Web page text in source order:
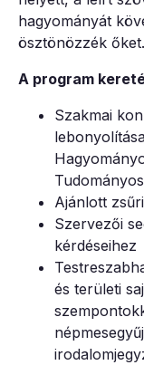
hagyományát
ösztönözzék őket.
A program
Szakmai
Ajánlott
Szervezői
kérdéseihez
és területi